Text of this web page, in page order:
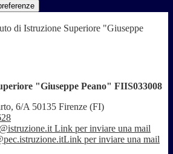
di Istruzione Superiore "Giuseppe
"Giuseppe Peano" FIIS033008
6/A 50135 Firenze (FI)
Link per inviare una mail
Link per inviare una mail